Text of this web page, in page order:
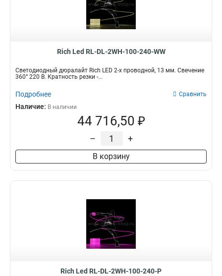
Rich Led RL-DL-2WH-100-240-WW
Светодиодный дюралайт Rich LED 2-х проводной, 13 мм. Свечение
360° 220 В. Кратность резки -...
Подробнее Сравнить
Наличие: В наличии
44 716,50 ₽
– +
В корзину
Rich Led RL-DL-2WH-100-240-P